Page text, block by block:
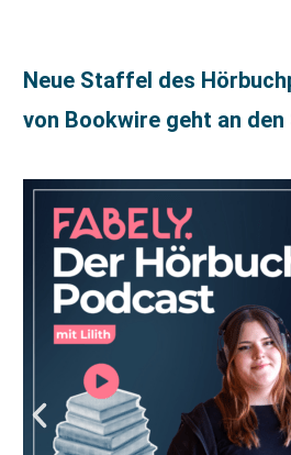
Neue Staffel des
von Bookwire geht an